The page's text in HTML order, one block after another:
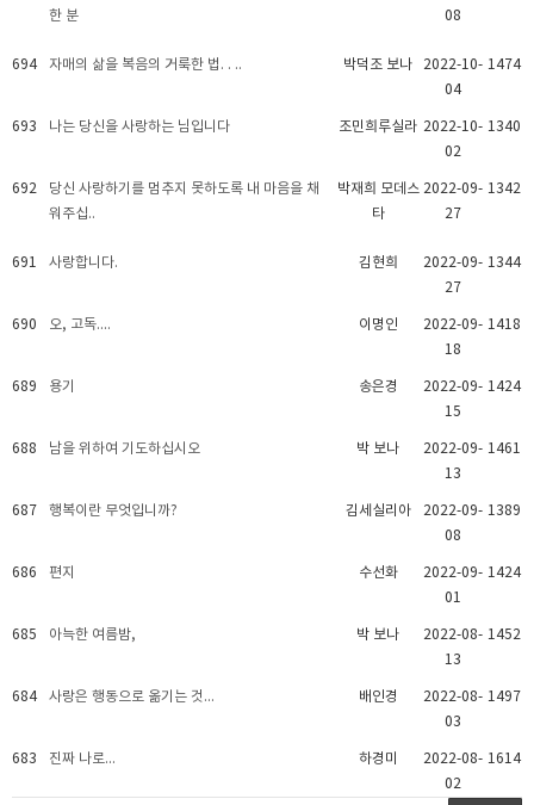
한 분
08
694 자매의 삶을 복음의 거룩한 법. . .. 박덕조 보나
2022-10-
04
1474
693 나는 당신을 사랑하는 님입니다 조민희루실라 2022-10-
02
1340
692
당신 사랑하기를 멈추지 못하도록 내 마음을 채
워주십..
박재희 모데스
타
2022-09-
27
1342
691 사랑합니다. 김현희
2022-09-
27
1344
690 오, 고독.... 이명인
2022-09-
18
1418
689 용기 송은경
2022-09-
15
1424
688 남을 위하여 기도하십시오 박 보나
2022-09-
13
1461
687 행복이란 무엇입니까? 김세실리아
2022-09-
08
1389
686 편지 수선화
2022-09-
01
1424
685 아늑한 여름밤, 박 보나
2022-08-
13
1452
684 사랑은 행동으로 옮기는 것... 배인경
2022-08-
03
1497
683 진짜 나로... 하경미
2022-08-
02
1614